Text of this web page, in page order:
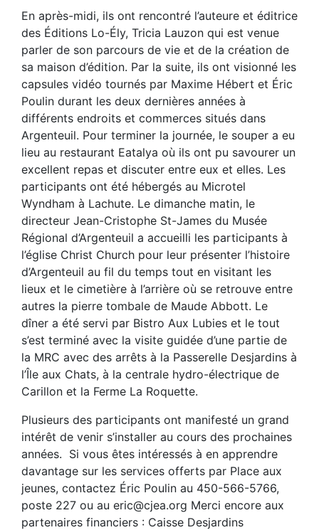
En après-midi, ils ont rencontré l’auteure et éditrice
des Éditions Lo-Ély, Tricia Lauzon qui est venue
parler de son parcours de vie et de la création de
sa maison d’édition. Par la suite, ils ont visionné les
capsules vidéo tournés par Maxime Hébert et Éric
Poulin durant les deux dernières années à
différents endroits et commerces situés dans
Argenteuil. Pour terminer la journée, le souper a eu
lieu au restaurant Eatalya où ils ont pu savourer un
excellent repas et discuter entre eux et elles. Les
participants ont été hébergés au Microtel
Wyndham à Lachute. Le dimanche matin, le
directeur Jean-Cristophe St-James du Musée
Régional d’Argenteuil a accueilli les participants à
l’église Christ Church pour leur présenter l’histoire
d’Argenteuil au fil du temps tout en visitant les
lieux et le cimetière à l’arrière où se retrouve entre
autres la pierre tombale de Maude Abbott. Le
dîner a été servi par Bistro Aux Lubies et le tout
s’est terminé avec la visite guidée d’une partie de
la MRC avec des arrêts à la Passerelle Desjardins à
l’Île aux Chats, à la centrale hydro-électrique de
Carillon et la Ferme La Roquette.
Plusieurs des participants ont manifesté un grand
intérêt de venir s’installer au cours des prochaines
années. Si vous êtes intéressés à en apprendre
davantage sur les services offerts par Place aux
jeunes, contactez Éric Poulin au 450-566-5766,
poste 227 ou au eric@cjea.org Merci encore aux
partenaires financiers : Caisse Desjardins